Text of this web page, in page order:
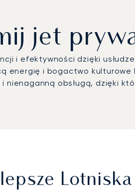
jet
i efektywności dzięki
energię i bogactwo
nienaganną obsługą, dzięki